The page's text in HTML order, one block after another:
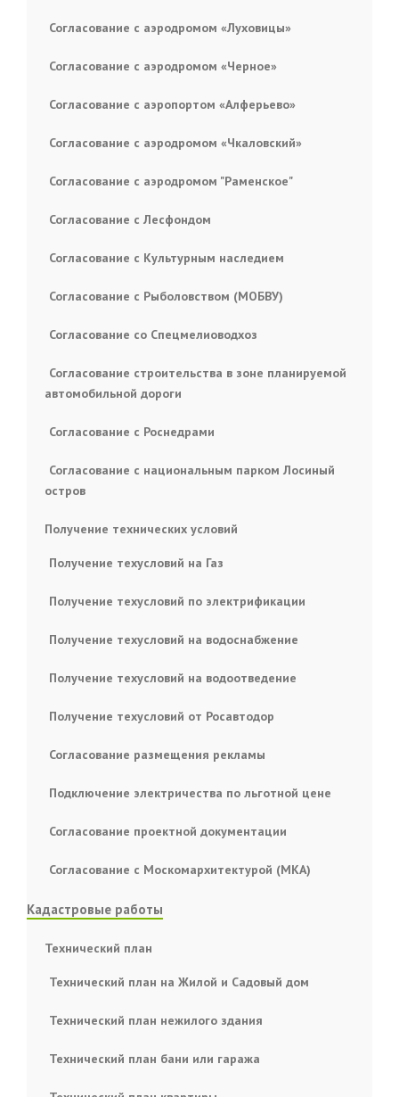
Согласование с аэродромом «Луховицы»
Согласование с аэродромом «Черное»
Согласование с аэропортом «Алферьево»
Согласование с аэродромом «Чкаловский»
Согласование с аэродромом "Раменское"
Согласование с Лесфондом
Согласование с Культурным наследием
Согласование с Рыболовством (МОБВУ)
Согласование со Спецмелиоводхоз
Согласование строительства в зоне планируемой
автомобильной дороги
Согласование с Роснедрами
Согласование с национальным парком Лосиный
остров
Получение технических условий
Получение техусловий на Газ
Получение техусловий по электрификации
Получение техусловий на водоснабжение
Получение техусловий на водоотведение
Получение техусловий от Росавтодор
Согласование размещения рекламы
Подключение электричества по льготной цене
Согласование проектной документации
Согласование с Москомархитектурой (МКА)
Кадастровые работы
Технический план
Технический план на Жилой и Садовый дом
Технический план нежилого здания
Технический план бани или гаража